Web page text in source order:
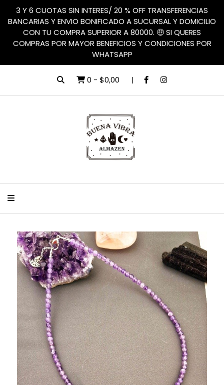
3 Y 6 CUOTAS SIN INTERES/ 20 % OFF TRANSFERENCIAS
BANCARIAS Y ENVIO BONIFICADO A SUCURSAL Y DOMICILIO
CON TU COMPRA SUPERIOR A 80000. 🤑 SI QUERES
COMPRAS POR MAYOR BENEFICIOS Y CONDICIONES POR
WHATSAPP
0 - $0,00